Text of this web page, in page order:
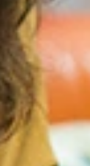
た！
れたぞ！